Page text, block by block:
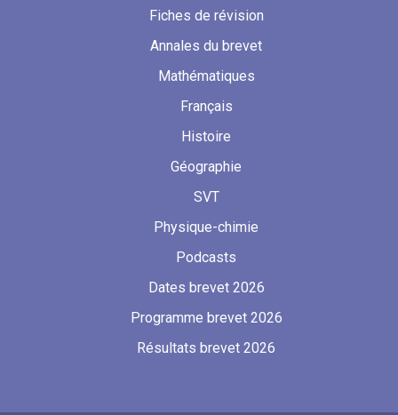
Fiches de révision
Annales du brevet
Mathématiques
Français
Histoire
Géographie
SVT
Physique-chimie
Podcasts
Dates brevet 2026
Programme brevet 2026
Résultats brevet 2026